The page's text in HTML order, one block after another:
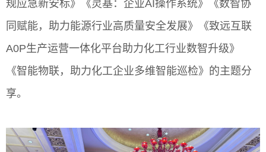
规应急新安标》《灵基：企业AI操作系统》《数智协
同赋能，助力能源行业高质量安全发展》《致远互联
A0P生产运营一体化平台助力化工行业数智升级》
《智能物联，助力化工企业多维智能巡检》的主题分
享。